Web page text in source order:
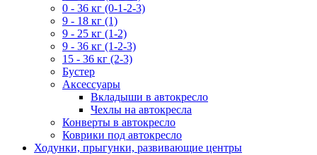
0 - 36 кг (0-1-2-3)
9 - 18 кг (1)
9 - 25 кг (1-2)
9 - 36 кг (1-2-3)
15 - 36 кг (2-3)
Бустер
Аксессуары
Вкладыши в автокресло
Чехлы на автокресла
Конверты в автокресло
Коврики под автокресло
Ходунки, прыгунки, развивающие центры